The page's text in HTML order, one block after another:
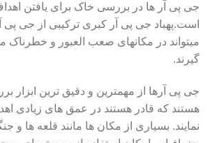
جی پی آر ها در بررسی خاک برای یافتن
است.پهباد جی پی آر کبری ترکیبی از جی پی
میتواند در مکانهای صعب العبور و خطرناک
گیرند.
جی پی آرها از مهمترین و دقیق ترین ابزار
هستند که قادر هستند در عمق های زیادی
نمایند. بسیاری از مکان ها مانند قلعه ها و